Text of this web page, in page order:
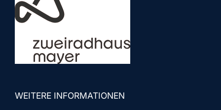
WEITERE INFORMATIONEN